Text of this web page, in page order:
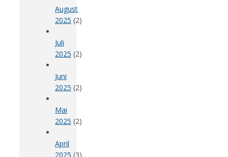
August
2025 (2)
Juli
2025 (2)
Juni
2025 (2)
Mai
2025 (2)
April
2025 (3)